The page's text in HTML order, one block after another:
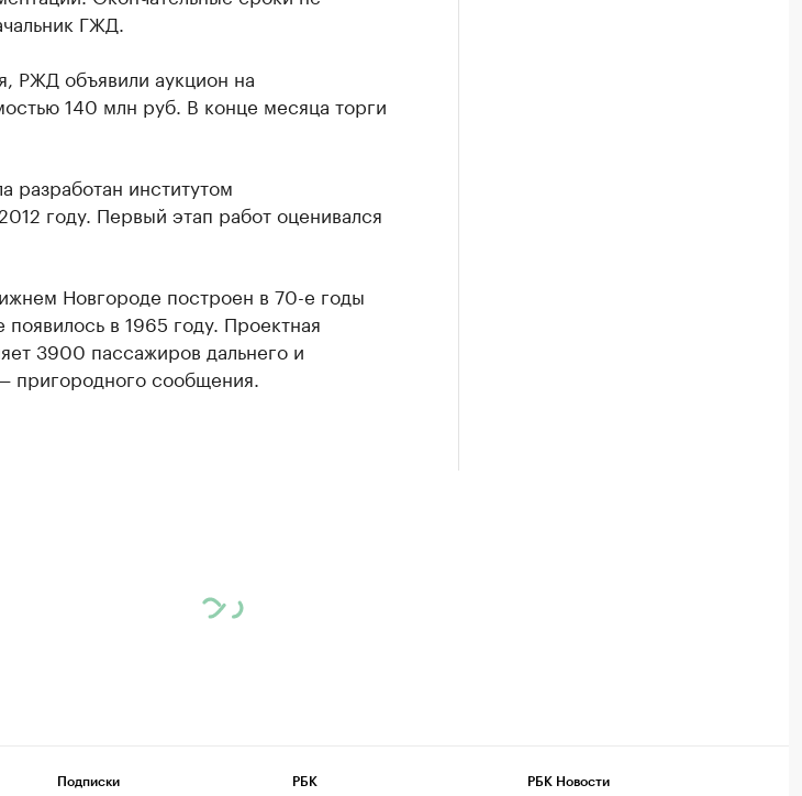
ГЖД.
РЖД объявили аукцион на
140 млн руб. В конце месяца торги
разработан институтом
году. Первый этап работ оценивался
Новгороде построен в 70-е годы
в 1965 году. Проектная
3900 пассажиров дальнего и
сообщения.
Подписки РБК РБК Новости